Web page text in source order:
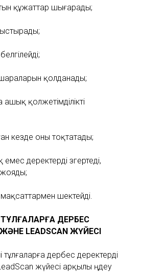
құжаттар шығарады;
қолданады;
қолжетімділікті
кезде оны тоқтатады;
деректерді өзгертеді,
жояды;
шектейді.
ТҰЛҒАЛАРҒА ДЕРБЕС
LEADSCAN ЖҮЙЕСІ
тұлғаларға дербес деректерді
жүйесі арқылы өңдеу